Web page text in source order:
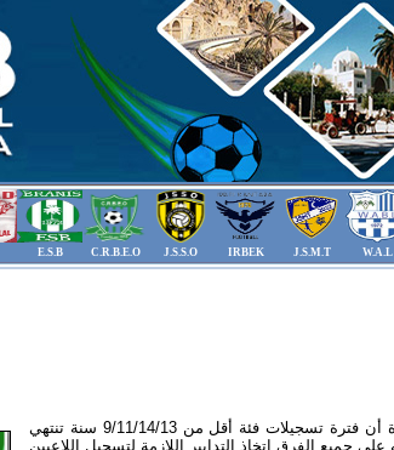
E.S.B C.R.B.E.O J.S.S.O IRBEK J.S.M.T W.A.L
تعلم الرابطة الولائية لكرة القدم بسكرة أن فترة تسجيلات فئة أقل من 9/11/14/13 سنة تنتهي